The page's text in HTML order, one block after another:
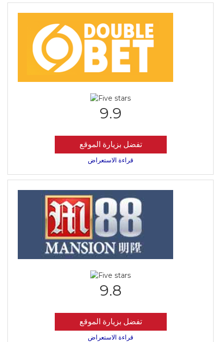
9.9
تفضل بزيارة الموقع
قراءة الاستعراض
9.8
تفضل بزيارة الموقع
قراءة الاستعراض